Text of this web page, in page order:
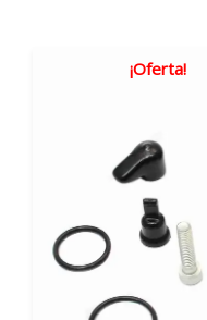
¡Oferta!